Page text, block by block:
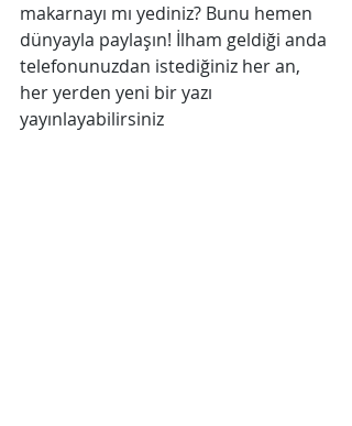
makarnayı mı yediniz? Bunu hemen
dünyayla paylaşın! İlham geldiği anda
telefonunuzdan istediğiniz her an,
her yerden yeni bir yazı
yayınlayabilirsiniz